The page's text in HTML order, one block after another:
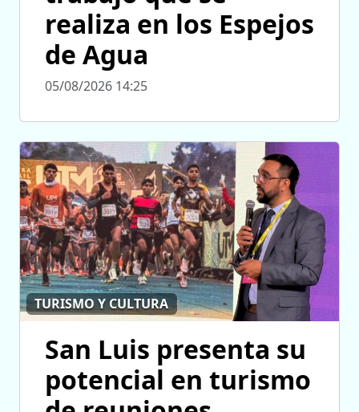
realiza en los Espejos
de Agua
05/08/2026 14:25
TURISMO Y CULTURA
San Luis presenta su
potencial en turismo